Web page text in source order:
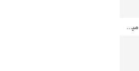
منظره ای با میموسا – پیر آگوست رنوآر